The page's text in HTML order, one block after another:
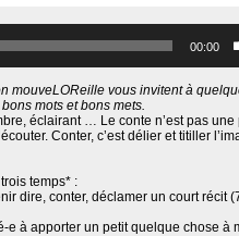
00:00
mouveLOReille vous invitent à
mots et bons mets.
éclairant … Le conte n’est pas une
uter. Conter, c’est délier et titiller
temps* :
dire, conter, déclamer un court récit
e à apporter un petit quelque chose à